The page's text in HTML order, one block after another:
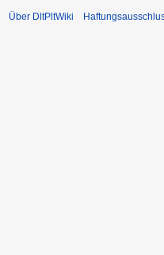
Über DltPltWiki